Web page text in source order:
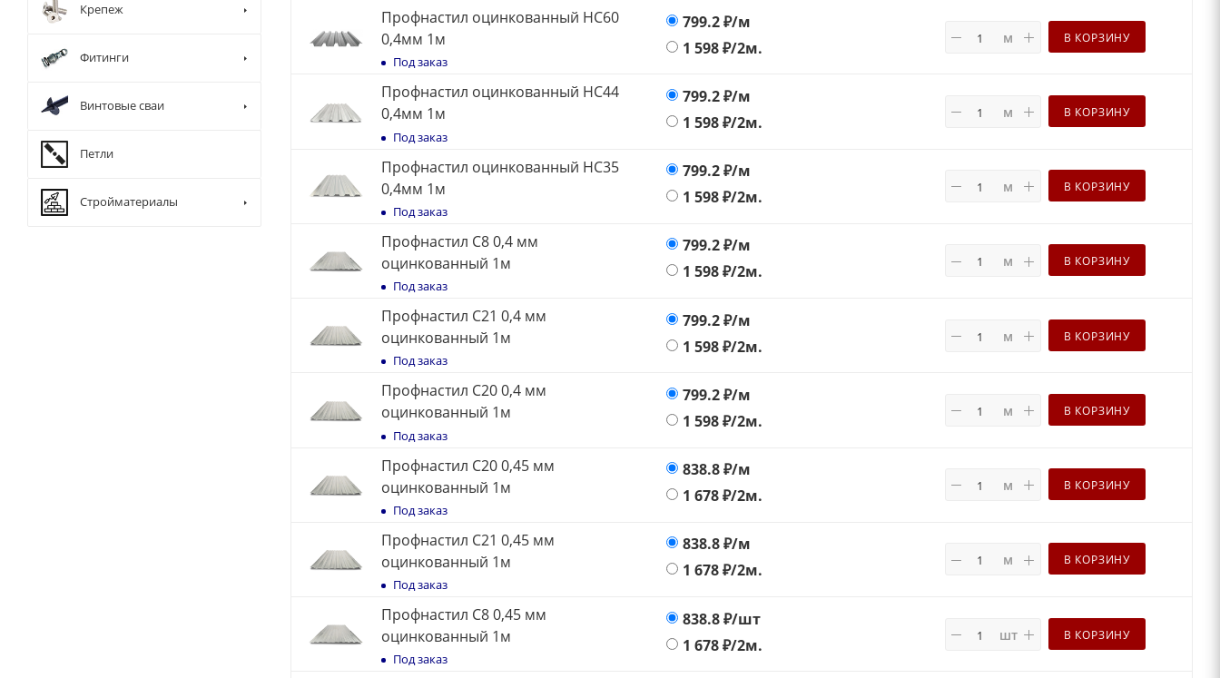
Профнастил оцинкованный НС60
0,4мм 1м
Под заказ
799.2₽/м
1 598₽/2м.
м В КОРЗИНУ
Профнастил оцинкованный НС44
0,4мм 1м
Под заказ
799.2₽/м
1 598₽/2м.
м В КОРЗИНУ
Профнастил оцинкованный НС35
0,4мм 1м
Под заказ
799.2₽/м
1 598₽/2м.
м В КОРЗИНУ
Профнастил С8 0,4 мм
оцинкованный 1м
Под заказ
799.2₽/м
1 598₽/2м.
м В КОРЗИНУ
Профнастил С21 0,4 мм
оцинкованный 1м
Под заказ
799.2₽/м
1 598₽/2м.
м В КОРЗИНУ
Профнастил С20 0,4 мм
оцинкованный 1м
Под заказ
799.2₽/м
1 598₽/2м.
м В КОРЗИНУ
Профнастил С20 0,45 мм
оцинкованный 1м
Под заказ
838.8₽/м
1 678₽/2м.
м В КОРЗИНУ
Профнастил С21 0,45 мм
оцинкованный 1м
Под заказ
838.8₽/м
1 678₽/2м.
м В КОРЗИНУ
Профнастил С8 0,45 мм
оцинкованный 1м
Под заказ
838.8₽/шт
1 678₽/2м.
шт В КОРЗИНУ
Крепеж
Фитинги
Винтовые сваи
Петли
Стройматериалы